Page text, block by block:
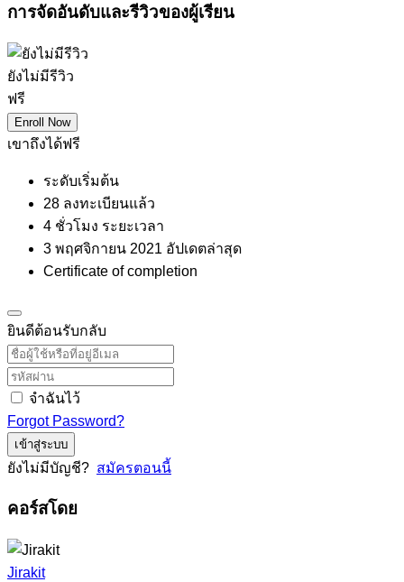
การจัดอันดับและรีวิวของผู้เรียน
ยังไม่มีรีวิว
ฟรี
Enroll Now
เขาถึงได้ฟรี
ระดับเริ่มต้น
28 ลงทะเบียนแล้ว
4 ชั่วโมง ระยะเวลา
3 พฤศจิกายน 2021 อัปเดตล่าสุด
Certificate of completion
ยินดีต้อนรับกลับ
จำฉันไว้
Forgot Password?
เข้าสู่ระบบ
ยังไม่มีบัญชี? สมัครตอนนี้
คอร์สโดย
Jirakit